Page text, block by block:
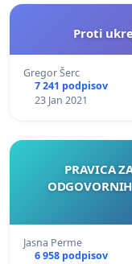
Proti
Gregor Šerc
7 241 podpisov
23 Jan 2021
PRAVICA
ODGOVORNIH ZA USMRTITEV IN
Jasna Perme
6 958 podpisov